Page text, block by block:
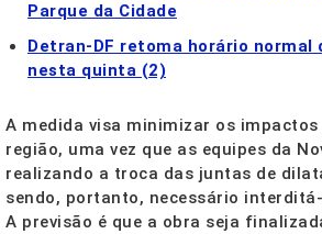
Parque da Cidade
Detran-DF retoma horário normal
nesta quinta (2)
A medida visa minimizar os
região, uma vez que as equipes da
realizando a troca das juntas de
sendo, portanto, necessário
A previsão é que a obra seja